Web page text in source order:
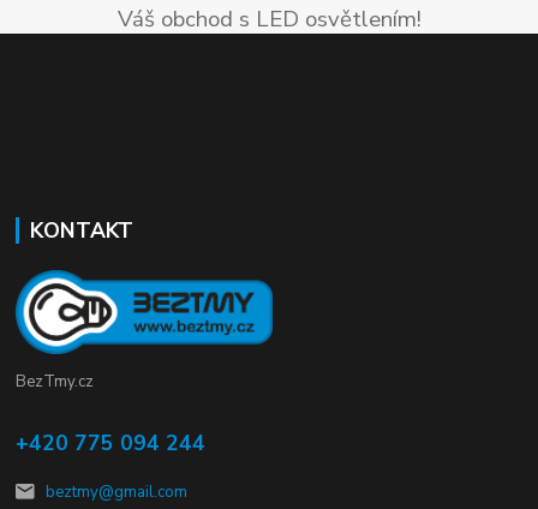
Váš obchod s LED osvětlením!
KONTAKT
BezTmy.cz
+420 775 094 244
beztmy@gmail.com